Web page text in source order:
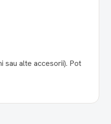
sau alte accesorii). Pot